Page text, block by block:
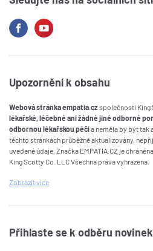
Upozornění k obsahu
Webová stránka empatia.czspolečnosti King
lékařské, léčebné ani žádné jiné odborné
odbornou lékařskou péčia neměla by být tak
těchto stránkách průběžně aktualizovány,
uvedené údaje. Značka EMPATIA.CZ je
King Scotty Co. LLC Všechna práva vyhrazena.
Zobrazitvíce
Přihlaste se k odběru novinek